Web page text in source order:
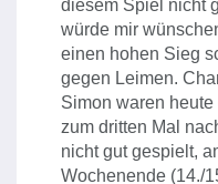
diesem Spiel nicht
würde mir
einen hohen Sieg
gegen Leimen.
Simon waren
zum dritten Mal
nicht gut gespielt,
Wochenende (14./